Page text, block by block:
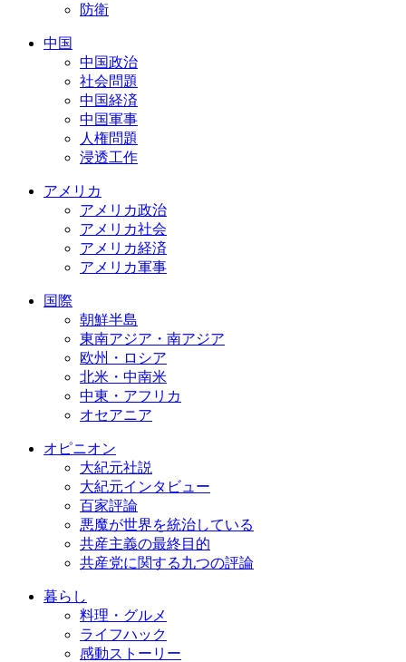
防衛
中国
中国政治
社会問題
中国経済
中国軍事
人権問題
浸透工作
アメリカ
アメリカ政治
アメリカ社会
アメリカ経済
アメリカ軍事
国際
朝鮮半島
東南アジア・南アジア
欧州・ロシア
北米・中南米
中東・アフリカ
オセアニア
オピニオン
大紀元社説
大紀元インタビュー
百家評論
悪魔が世界を統治している
共産主義の最終目的
共産党に関する九つの評論
暮らし
料理・グルメ
ライフハック
感動ストーリー